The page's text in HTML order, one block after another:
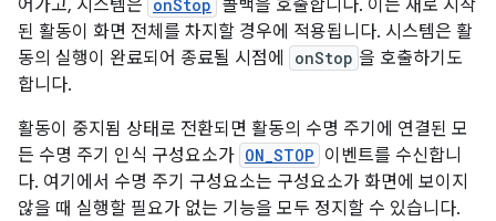
어가고, 시스템은 onStop 콜백을 호출합니다. 이는 새로 시작
된 활동이 화면 전체를 차지할 경우에 적용됩니다. 시스템은 활
동의 실행이 완료되어 종료될 시점에
onStop 을 호출하기도
합니다.
활동이 중지됨 상태로 전환되면 활동의 수명 주기에 연결된 모
든 수명 주기 인식 구성요소가 ON_STOP 이벤트를 수신합니
다. 여기에서 수명 주기 구성요소는 구성요소가 화면에 보이지
않을 때 실행할 필요가 없는 기능을 모두 정지할 수 있습니다.